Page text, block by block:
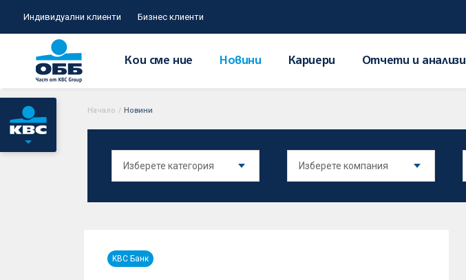
Индивидуални клиенти Бизнес клиенти
Кои сме ние Новини Кариери Отчети и анализи
Начало / Новини
KBC Банк